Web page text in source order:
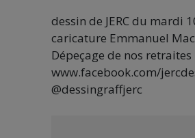
dessin de JERC du mardi
caricature Emmanuel
Dépeçage de nos retraites
www.facebook.com/
@dessingraffjerc